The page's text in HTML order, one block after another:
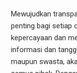
Mewujudkan
penting bagi setiap
kepercayaan dan
informasi dan
maupun swasta,